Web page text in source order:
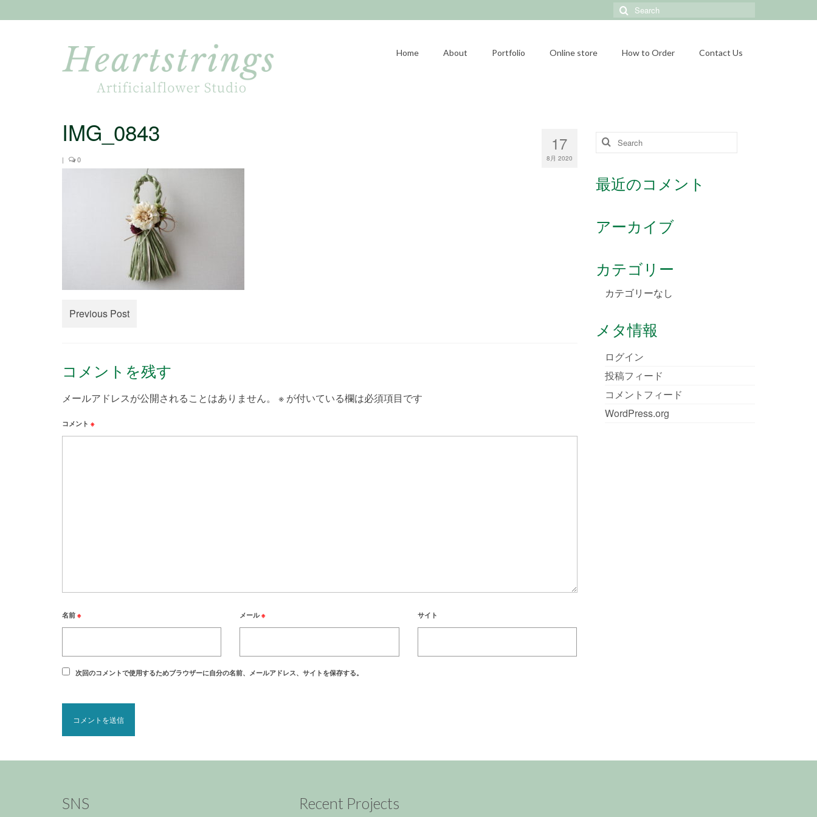
Search
Home About Portfolio Online store How to Order Contact Us
17
8月 2020
IMG_0843
| 0
Previous Post
コメントを残す
メールアドレスが公開されることはありません。 ※ が付いている欄は必須項目です
コメント ※
名前 ※ メール※ サイト
次回のコメントで使用するためブラウザーに自分の名前、メールアドレス、サイトを保存する。
Search
最近のコメント
アーカイブ
カテゴリー
カテゴリーなし
メタ情報
ログイン
投稿フィード
コメントフィード
WordPress.org
SNS Recent Projects